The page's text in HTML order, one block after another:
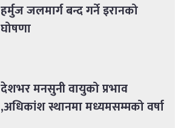
हर्मुज जलमार्ग बन्द गर्ने इरानको
घोषणा
देशभर मनसुनी वायुको प्रभाव
,अधिकांश स्थानमा मध्यमसम्मको वर्षा